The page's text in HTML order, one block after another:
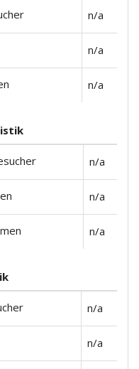
n/a
n/a
n/a
n/a
n/a
n/a
n/a
n/a